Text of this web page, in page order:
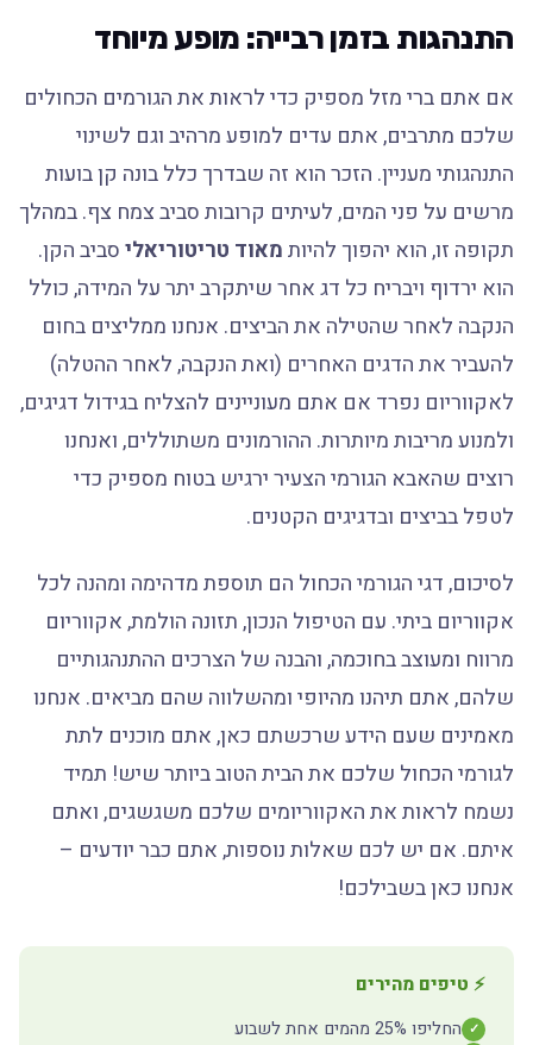
התנהגות בזמן רבייה: מופע מיוחד
אם אתם ברי מזל מספיק כדי לראות את הגורמים הכחולים
שלכם מתרבים, אתם עדים למופע מרהיב וגם לשינוי
התנהגותי מעניין. הזכר הוא זה שבדרך כלל בונה קן בועות
מרשים על פני המים, לעיתים קרובות סביב צמח צף. במהלך
תקופה זו, הוא יהפוך להיותמאוד טריטוריאליסביב הקן.
הוא ירדוף ויבריח כל דג אחר שיתקרב יתר על המידה, כולל
הנקבה לאחר שהטילה את הביצים. אנחנו ממליצים בחום
להעביר את הדגים האחרים (ואת הנקבה, לאחר ההטלה)
לאקווריום נפרד אם אתם מעוניינים להצליח בגידול דגיגים,
ולמנוע מריבות מיותרות. ההורמונים משתוללים, ואנחנו
רוצים שהאבא הגורמי הצעיר ירגיש בטוח מספיק כדי
לטפל בביצים ובדגיגים הקטנים.
לסיכום, דגי הגורמי הכחול הם תוספת מדהימה ומהנה לכל
אקווריום ביתי. עם הטיפול הנכון, תזונה הולמת, אקווריום
מרווח ומעוצב בחוכמה, והבנה של הצרכים ההתנהגותיים
שלהם, אתם תיהנו מהיופי ומהשלווה שהם מביאים. אנחנו
מאמינים שעם הידע שרכשתם כאן, אתם מוכנים לתת
לגורמי הכחול שלכם את הבית הטוב ביותר שיש! תמיד
נשמח לראות את האקווריומים שלכם משגשגים, ואתם
איתם. אם יש לכם שאלות נוספות, אתם כבר יודעים –
אנחנו כאן בשבילכם!
⚡ טיפים מהירים
✓ החליפו 25% מהמים אחת לשבוע